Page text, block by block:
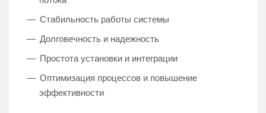
Стабильность работы системы
Долговечность и надежность
Простота установки и интеграции
Оптимизация процессов и повышение
эффективности